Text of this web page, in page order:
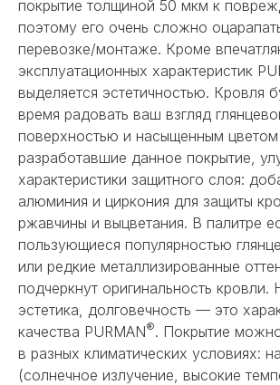
покрытие толщиной 50 мкм к
поэтому его очень сложно
перевозке/монтаже. Кроме
эксплуатационных характеристик
выделяется эстетичностью. Кровля
время радовать ваш взгляд
поверхностью и насыщенным
разработавшие данное покрытие,
характеристики защитного слоя:
алюминия и циркония для защиты
ржавчины и выцветания. В палитре
пользующиеся популярностью
или редкие металлизированные
подчеркнут оригинальность кровли.
эстетика, долговечность — это
качества PURMAN®. Покрытие
в разных климатических условиях:
(солнечное излучение, высокие